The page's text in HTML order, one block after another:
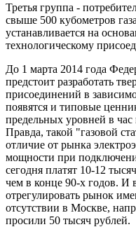
Третья группа -
свыше 500 кубометров
устанавливается на
технологическому
До 1 марта 2014 года
предстоит разработать
присоединений в
появятся и типовые
предельных уровней в
Правда, такой "газовой
отличие от рынка
мощности при
сегодня платят 10-12
чем в конце 90-х годов. И
отрегулировать рынок
отсутствии в Москве,
просили 50 тысяч рублей.